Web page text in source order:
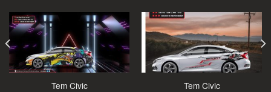
Tem Civic Tem Civic